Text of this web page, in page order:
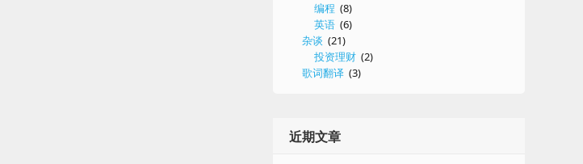
编程 (8)
英语 (6)
杂谈 (21)
投资理财 (2)
歌词翻译 (3)
近期文章